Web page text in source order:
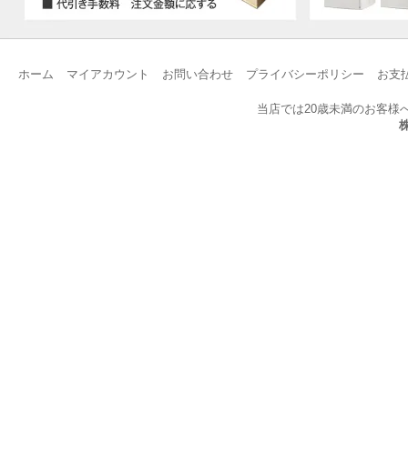
ホーム マイアカウント お問い合わせ プライバシーポリシー お支
当店では20歳未満のお客様